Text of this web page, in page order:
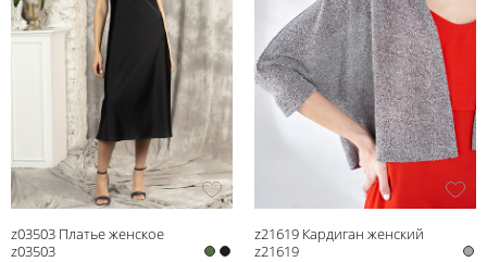
z03503 Платье женское
z03503
z21619 Кардиган женский
z21619